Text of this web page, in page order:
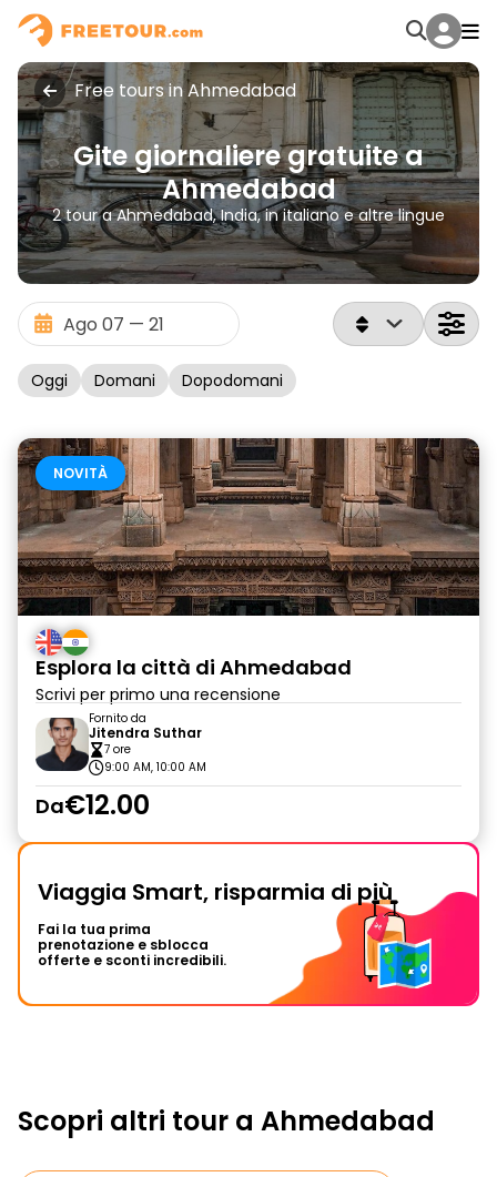
Free tours in Ahmedabad
Gite giornaliere gratuite a
Ahmedabad
2 tour a Ahmedabad, India, in italiano e altre lingue
Oggi Domani Dopodomani
NOVITÀ
Esplora la città di Ahmedabad
Scrivi per primo una recensione
Fornito da
Jitendra Suthar
7 ore
9:00 AM, 10:00 AM
Da€12.00
Viaggia Smart, risparmia di più
Fai la tua prima
prenotazione e sblocca
offerte e sconti incredibili.
Scopri altri tour a Ahmedabad